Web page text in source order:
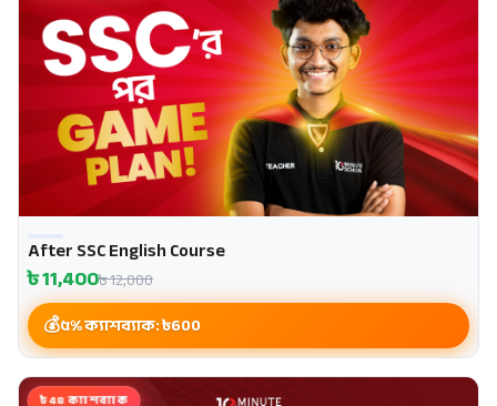
After SSC English Course
৳11,400৳12,000
৫% ক্যাশব্যাক: ৳600
৳48 ক্যাশব্যাক